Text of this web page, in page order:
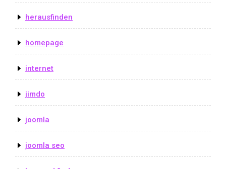
herausfinden
homepage
internet
jimdo
joomla
joomla seo